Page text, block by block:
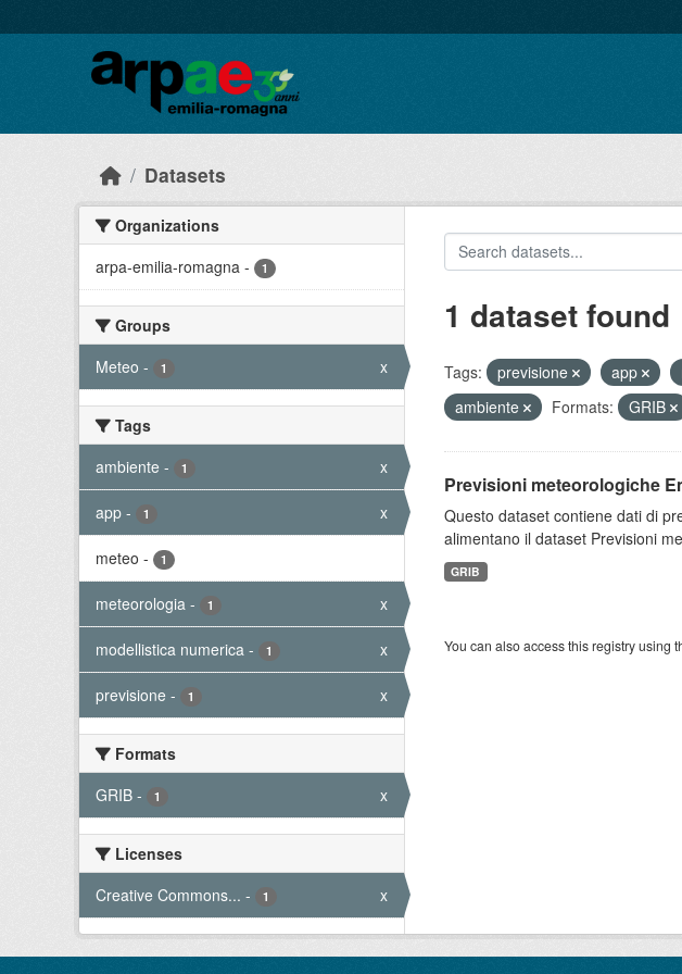
Datasets
Organizations
arpa-emilia-romagna - 1
Groups
Meteo - 1 x
Tags
ambiente - 1 x
app - 1 x
meteo - 1
meteorologia - 1 x
modellistica numerica - 1 x
previsione - 1 x
Formats
GRIB - 1 x
Licenses
Creative Commons... - 1 x
1 dataset found
Tags: previsione app
ambiente
Formats: GRIB
Previsioni meteorologiche
Questo dataset contiene dati di
alimentano il dataset Previsioni
GRIB
You can also access this registry using